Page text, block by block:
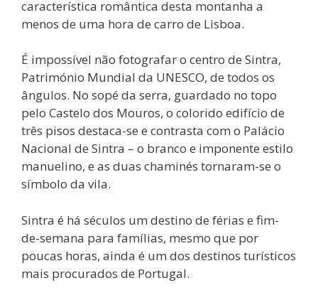
característica romântica desta montanha a
menos de uma hora de carro de Lisboa.
É impossível não fotografar o centro de Sintra,
Património Mundial da UNESCO, de todos os
ângulos. No sopé da serra, guardado no topo
pelo Castelo dos Mouros, o colorido edifício de
três pisos destaca-se e contrasta com o Palácio
Nacional de Sintra – o branco e imponente estilo
manuelino, e as duas chaminés tornaram-se o
símbolo da vila.
Sintra é há séculos um destino de férias e fim-
de-semana para famílias, mesmo que por
poucas horas, ainda é um dos destinos turísticos
mais procurados de Portugal.